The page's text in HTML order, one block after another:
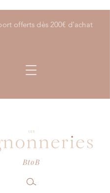
offerts dès 200€ d'achat
BtoB